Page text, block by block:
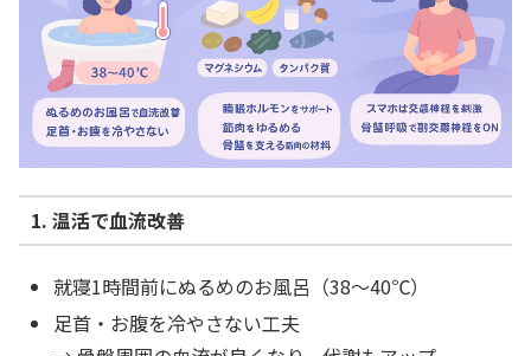
1. 温活で血流改善
就寝1時間前にぬるめのお風呂（38〜40℃）
足首・お腹を冷やさない工夫